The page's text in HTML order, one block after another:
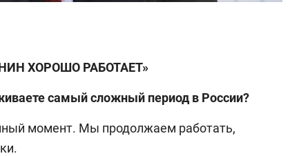
ХОРОШО РАБОТАЕТ»
самый сложный период в России?
момент. Мы продолжаем работать,